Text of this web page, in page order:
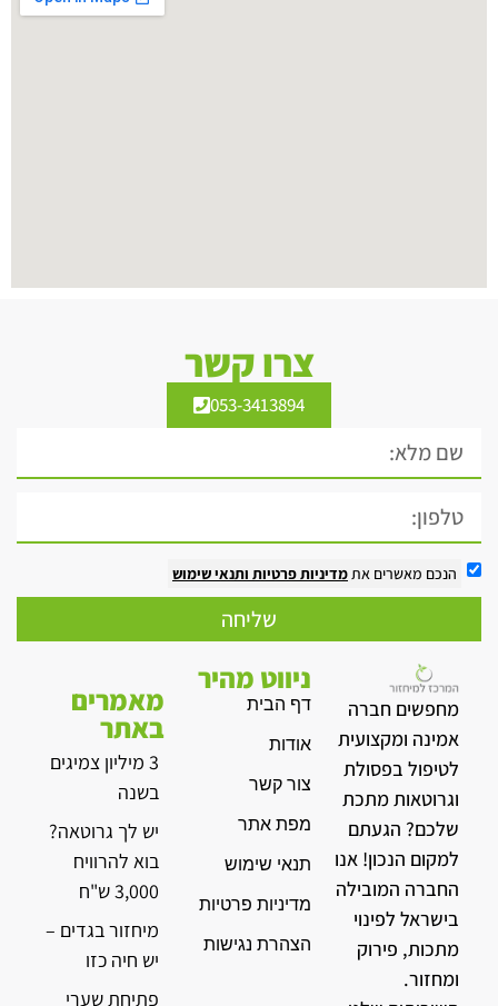
צרו קשר
053-3413894
הנכם מאשרים אתמדיניות פרטיות ותנאי שימוש
שליחה
מחפשים חברה
אמינה ומקצועית
לטיפול בפסולת
וגרוטאות מתכת
שלכם? הגעתם
למקום הנכון! אנו
החברה המובילה
בישראל לפינוי
מתכות, פירוק
ומחזור.
ניווט מהיר
דף הבית
אודות
צור קשר
מפת אתר
תנאי שימוש
מדיניות פרטיות
הצהרת נגישות
מאמרים
באתר
3 מיליון צמיגים
בשנה
יש לך גרוטאה?
בוא להרוויח
3,000 ש"ח
מיחזור בגדים –
יש חיה כזו
פתיחת שערי